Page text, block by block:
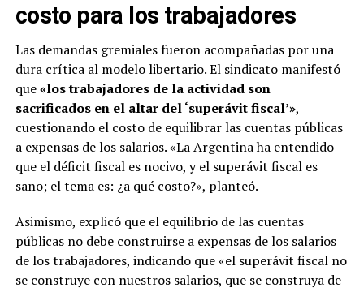
costo para los trabajadores
Las demandas gremiales fueron acompañadas por una
dura crítica al modelo libertario.El sindicato manifestó
que«los trabajadores de la actividad son
sacrificados en el altar del ‘superávit fiscal’»,
cuestionando el costo de equilibrar las cuentas públicas
a expensas de los salarios.«La Argentina ha entendido
que el déficit fiscal es nocivo, y el superávit fiscal es
sano; el tema es: ¿a qué costo?», planteó.
Asimismo, explicó que el equilibrio de las cuentas
públicas no debe construirse a expensas de los salarios
de los trabajadores, indicando que «el superávit fiscal no
se construye con nuestros salarios, que se construya de